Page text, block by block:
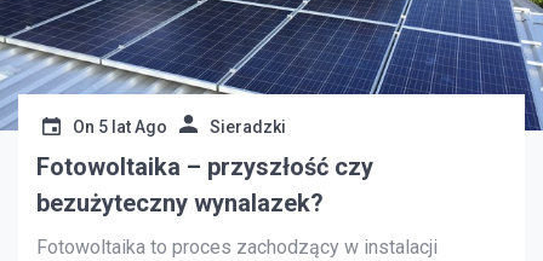
On 5 lat Ago Sieradzki
Fotowoltaika – przyszłość czy
bezużyteczny wynalazek?
Fotowoltaika to proces zachodzący w instalacji